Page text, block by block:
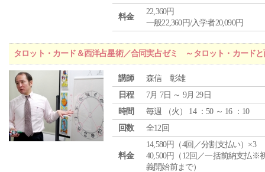
料金
22,360円
一般22,360円/入学者20,090円
タロット・カード＆西洋占星術／合同実占ゼミ ～タロット・カード
講師
森信 彰雄
日程
7月 7日 ～ 9月 29日
時間
毎週 （火 ） 14 ：50 ～ 16 ：10
回数
全12回
料金
14,580円（4回／分割支払い）×3
40,500円（12回／一括前納支払※
義開始前まで）